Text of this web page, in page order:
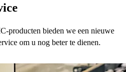
producten bieden we een nieuwe
om u nog beter te dienen.